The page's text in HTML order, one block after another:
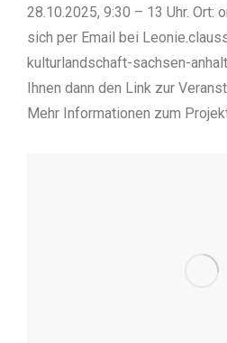
28.10.2025, 9:30 – 13 Uhr. Ort:
sich per Email bei
kulturlandschaft-sachsen-
Ihnen dann den Link zur
Mehr Informationen zum